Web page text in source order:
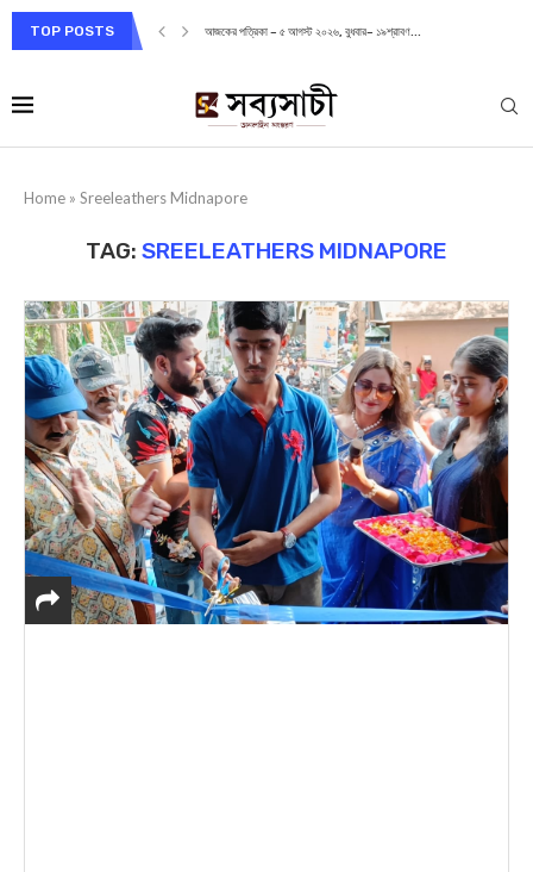
TOP POSTS আজকের পত্রিকা – ৫ আগস্ট ২০২৬, বুধবার– ১৯শ্রাবণ...
Home » Sreeleathers Midnapore
TAG: SREELEATHERS MIDNAPORE